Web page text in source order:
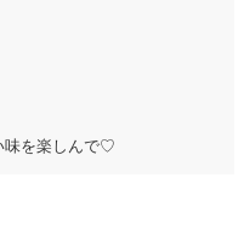
味を楽しんで♡